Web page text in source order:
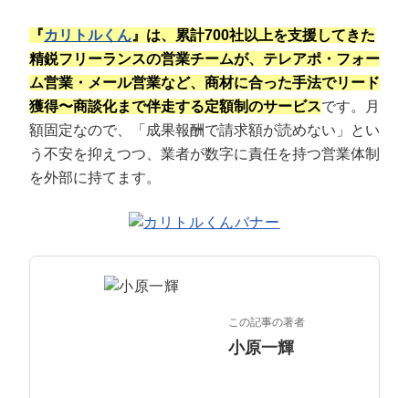
営業
インターン
正社員
マーケマネージャー
カスタマーサクセスマネージャー
『カリトルくん 』は、累計700社以上を支援してきた
精鋭フリーランスの営業チームが、テレアポ・フォー
ム営業・メール営業など、商材に合った手法でリード
獲得〜商談化まで伴走する定額制のサービスです。月
額固定なので、「成果報酬で請求額が読めない」とい
う不安を抑えつつ、業者が数字に責任を持つ営業体制
を外部に持てます。
この記事の著者
小原一輝